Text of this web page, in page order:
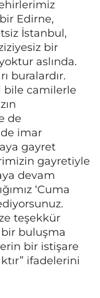
Edirne,
İstanbul,
bir
aslında.
buralardır.
bile camilerle
de
imar
gayret
gayretiyle
devam
‘Cuma
teşekkür
buluşma
bir istişare
ifadelerini